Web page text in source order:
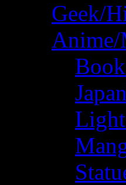
Geek/
Anime/